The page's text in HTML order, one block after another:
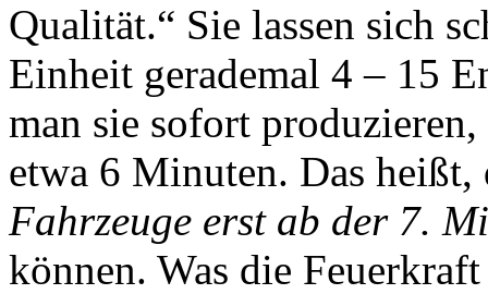
Qualität.“ Sie lassen sich
Einheit gerademal 4 – 15
man sie sofort
etwa 6 Minuten. Das heißt,
Fahrzeuge erst ab der 7.
können. Was die